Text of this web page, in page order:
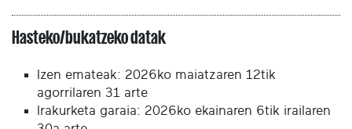
Hasteko/bukatzeko datak
Izen emateak: 2026ko maiatzaren 12tik
agorrilaren 31 arte
Irakurketa garaia: 2026ko ekainaren 6tik irailaren